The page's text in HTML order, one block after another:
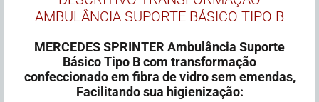
AMBULÂNCIA SUPORTE BÁSICO TIPO B
MERCEDES SPRINTER Ambulância Suporte
Básico Tipo B com transformação
confeccionado em fibra de vidro sem emendas,
Facilitando sua higienização: